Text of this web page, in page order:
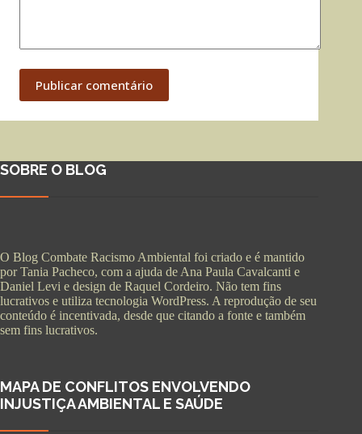
Publicar comentário
SOBRE O BLOG
O Blog Combate Racismo Ambiental foi criado e é mantido
por Tania Pacheco, com a ajuda de Ana Paula Cavalcanti e
Daniel Levi e design de Raquel Cordeiro. Não tem fins
lucrativos e utiliza tecnologia WordPress. A reprodução de seu
conteúdo é incentivada, desde que citando a fonte e também
sem fins lucrativos.
MAPA DE CONFLITOS ENVOLVENDO
INJUSTIÇA AMBIENTAL E SAÚDE